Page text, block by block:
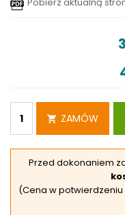
ZAMÓW
Przed dokonaniem
(Cena w